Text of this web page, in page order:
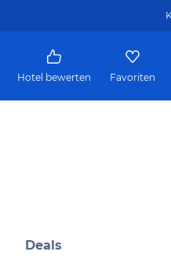
Hotel bewerten Favoriten
Deals